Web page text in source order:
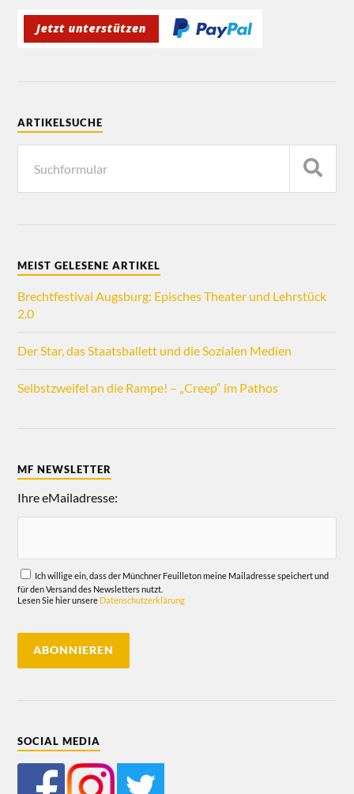
ARTIKELSUCHE
MEIST GELESENE ARTIKEL
Brechtfestival Augsburg: Episches Theater und Lehrstück
2.0
Der Star, das Staatsballett und die Sozialen Medien
Selbstzweifel an die Rampe! – „Creep“ im Pathos
MF NEWSLETTER
Ihre eMailadresse:
Ich willige ein, dass der Münchner Feuilleton meine Mailadresse speichert und
für den Versand des Newsletters nutzt.
Lesen Sie hier unsere Datenschutzerklärung
SOCIAL MEDIA